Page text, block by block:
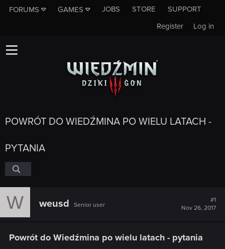
FORUMS GAMES JOBS STORE
SUPPORT
Log in
Register
POWRÓT DO WIEDŹMINA PO WIELU LATACH -
PYTANIA
W weusd Senior user
#1
Nov 26, 2017
Powrót do Wiedźmina po wielu latach - pytania